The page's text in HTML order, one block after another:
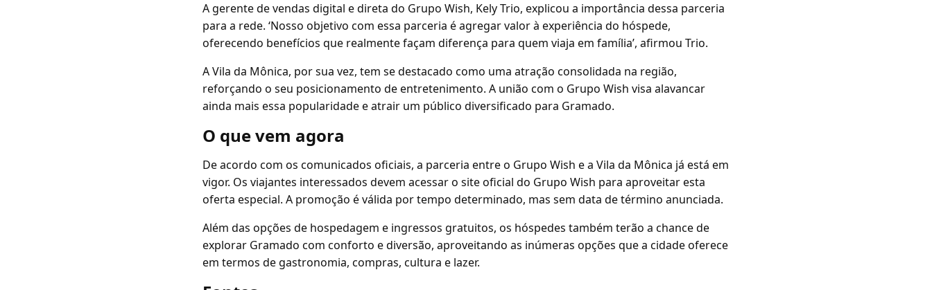
A gerente de vendas digital e direta do Grupo Wish, Kely Trio, explicou a importância dessa parceria
para a rede. ‘Nosso objetivo com essa parceria é agregar valor à experiência do hóspede,
oferecendo benefícios que realmente façam diferença para quem viaja em família’, afirmou Trio.
A Vila da Mônica, por sua vez, tem se destacado como uma atração consolidada na região,
reforçando o seu posicionamento de entretenimento. A união com o Grupo Wish visa alavancar
ainda mais essa popularidade e atrair um público diversificado para Gramado.
O que vem agora
De acordo com os comunicados oficiais, a parceria entre o Grupo Wish e a Vila da Mônica já está em
vigor. Os viajantes interessados devem acessar o site oficial do Grupo Wish para aproveitar esta
oferta especial. A promoção é válida por tempo determinado, mas sem data de término anunciada.
Além das opções de hospedagem e ingressos gratuitos, os hóspedes também terão a chance de
explorar Gramado com conforto e diversão, aproveitando as inúmeras opções que a cidade oferece
em termos de gastronomia, compras, cultura e lazer.